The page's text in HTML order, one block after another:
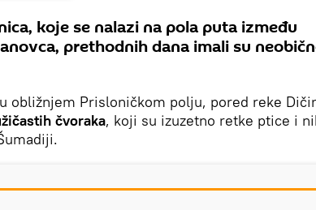
koje se nalazi na pola puta između
prethodnih dana imali su
obližnjem Prisloničkom polju, pored reke
čvoraka, koji su izuzetno retke ptice i